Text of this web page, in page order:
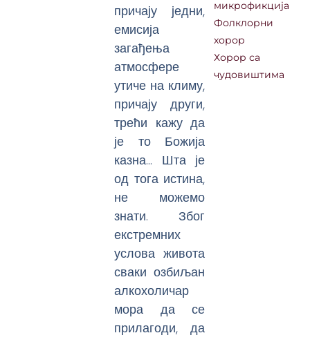
причају једни,
емисија
загађења
атмосфере
утиче на климу,
причају други,
трећи кажу да
је то Божија
казна… Шта је
од тога истина,
не можемо
знати. Због
екстремних
услова живота
сваки озбиљан
алкохоличар
мора да се
прилагоди, да
микрофикција
Фолклорни
хорор
Хорор са
чудовиштима